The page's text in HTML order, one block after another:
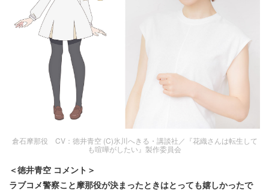
倉石摩那役 CV：徳井青空 (C)氷川へきる・講談社／『花織さんは転生して
も喧嘩がしたい』製作委員会
＜徳井青空 コメント＞
ラブコメ警察こと摩那役が決まったときはとっても嬉しかったで